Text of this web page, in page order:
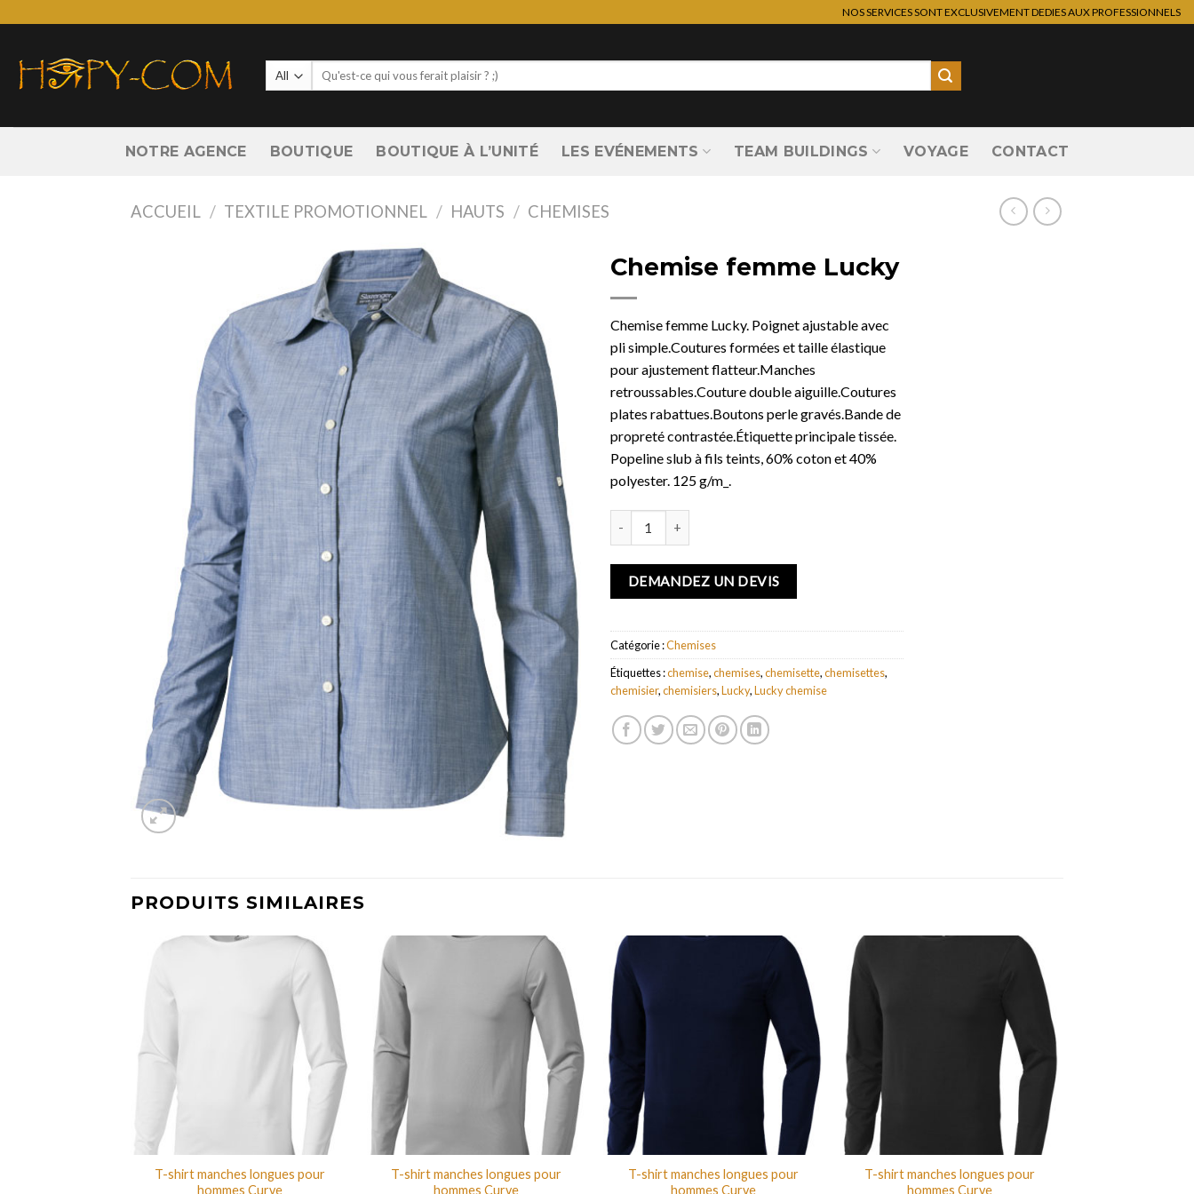
NOS SERVICES SONT EXCLUSIVEMENT DEDIES AUX PROFESSIONNELS
Recherche
pour :
NOTRE AGENCE BOUTIQUE BOUTIQUE À L’UNITÉ LES EVÉNEMENTS TEAM BUILDINGS VOYAGE CONTACT
ACCUEIL / TEXTILE PROMOTIONNEL / HAUTS / CHEMISES
Chemise femme Lucky
Chemise femme Lucky. Poignet ajustable avec
pli simple.Coutures formées et taille élastique
pour ajustement flatteur.Manches
retroussables.Couture double aiguille.Coutures
plates rabattues.Boutons perle gravés.Bande de
propreté contrastée.Étiquette principale tissée.
Popeline slub à fils teints, 60% coton et 40%
polyester. 125 g/m_.
DEMANDEZ UN DEVIS
Catégorie :Chemises
Étiquettes :chemise,chemises,chemisette,chemisettes,
chemisier,chemisiers,Lucky,Lucky chemise
PRODUITS SIMILAIRES
T-shirt manches longues pour
hommes Curve
T-shirt manches longues pour
hommes Curve
T-shirt manches longues pour
hommes Curve
T-shirt manches longues pour
hommes Curve